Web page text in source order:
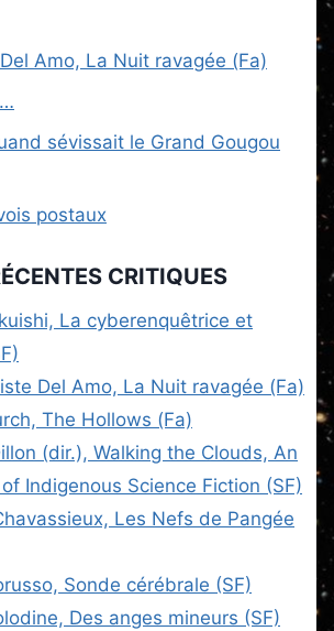
Amo, La Nuit ravagée (Fa)
sévissait le Grand Gougou
postaux
CRITIQUES
La cyberenquêtrice et
Del Amo, La Nuit ravagée (Fa)
The Hollows (Fa)
(dir.), Walking the Clouds, An
Indigenous Science Fiction (SF)
Les Nefs de Pangée
Sonde cérébrale (SF)
Des anges mineurs (SF)